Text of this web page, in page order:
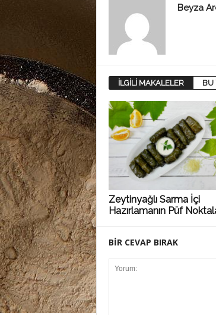
Beyza
İLGİLİ MAKALELER BU
Zeytinyağlı Sarma İçi
Hazırlamanın Püf
BİR CEVAP BIRAK